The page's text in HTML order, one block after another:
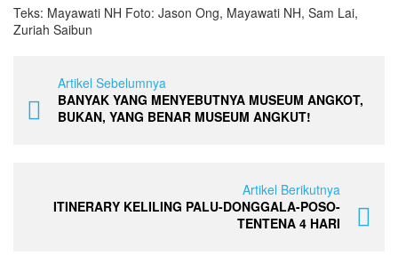
Teks: Mayawati NH Foto: Jason Ong, Mayawati NH, Sam Lai,
Zuriah Saibun
Artikel Sebelumnya
BANYAK YANG MENYEBUTNYA MUSEUM ANGKOT,
BUKAN, YANG BENAR MUSEUM ANGKUT!
Artikel Berikutnya
ITINERARY KELILING PALU-DONGGALA-POSO-
TENTENA 4 HARI